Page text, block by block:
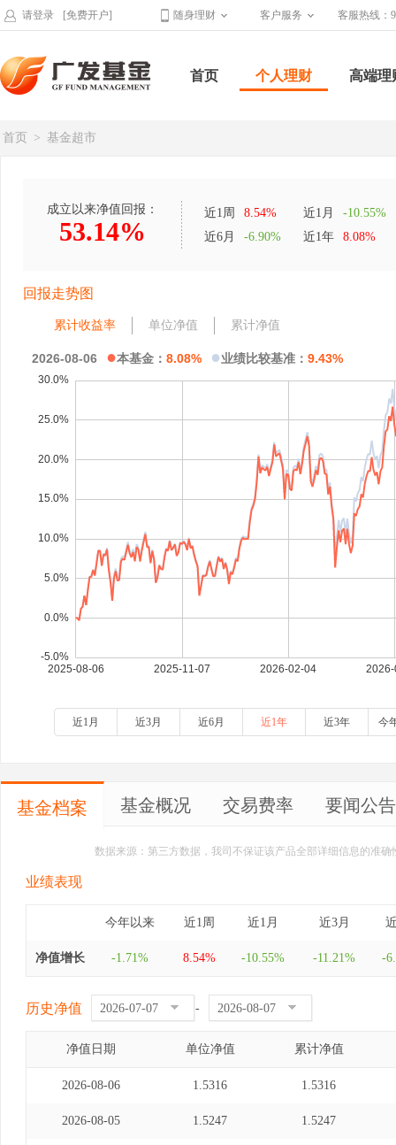
请登录 [免费开户] 随身理财 客户服务 客服热线：
首页 个人理财 高端理
首页 > 基金超市
成立以来净值回报：
53.14%
近1周 8.54% 近1月
-10.55%
近6月
-6.90% 近1年 8.08%
回报走势图
累计收益率 单位净值 累计净值
2026-08-06 ●本基金： 8.08% ●业绩比较基准： 9.43%
近1月 近3月 近6月 近1年 近3年 今
基金档案 基金概况 交易费率 要闻公告
数据来源：第三方数据，我司不保证该产品全部详细信息的准
业绩表现
今年以来 近1周 近1月 近3月
净值增长 -1.71% 8.54% -10.55% -11.21% -
历史净值 -
净值日期 单位净值 累计净值
2026-08-06 1.5316 1.5316
2026-08-05 1.5247 1.5247